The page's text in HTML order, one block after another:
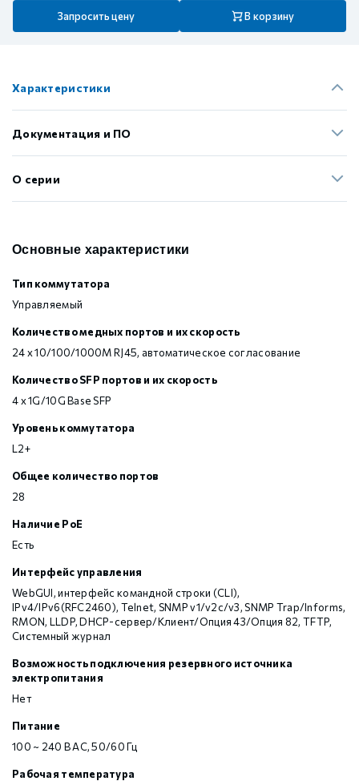
Запросить цену В корзину
Характеристики
Документация и ПО
О серии
Основные характеристики
Тип коммутатора
Управляемый
Количество медных портов и их скорость
24 x 10/100/1000M RJ45, автоматическое согласование
Количество SFP портов и их скорость
4 x 1G/10G Base SFP
Уровень коммутатора
L2+
Общее количество портов
28
Наличие PoE
Есть
Интерфейс управления
WebGUI, интерфейс командной строки (CLI),
IPv4/IPv6(RFC2460), Telnet, SNMP v1/v2c/v3, SNMP Trap/Informs,
RMON, LLDP, DHCP-сервер/Клиент/Опция 43/Опция 82, TFTP,
Системный журнал
Возможность подключения резервного источника
электропитания
Нет
Питание
100 ~ 240 В AC, 50/60 Гц
Рабочая температура